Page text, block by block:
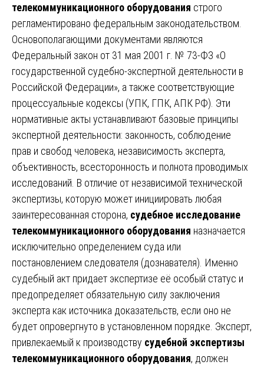
телекоммуникационного оборудования строго
регламентировано федеральным законодательством.
Основополагающими документами являются
Федеральный закон от 31 мая 2001 г. № 73-ФЗ «О
государственной судебно-экспертной деятельности в
Российской Федерации», а также соответствующие
процессуальные кодексы (УПК, ГПК, АПК РФ). Эти
нормативные акты устанавливают базовые принципы
экспертной деятельности: законность, соблюдение
прав и свобод человека, независимость эксперта,
объективность, всесторонность и полнота проводимых
исследований. В отличие от независимой технической
экспертизы, которую может инициировать любая
заинтересованная сторона, судебное исследование
телекоммуникационного оборудования назначается
исключительно определением суда или
постановлением следователя (дознавателя). Именно
судебный акт придает экспертизе её особый статус и
предопределяет обязательную силу заключения
эксперта как источника доказательств, если оно не
будет опровергнуто в установленном порядке. Эксперт,
привлекаемый к производству судебной экспертизы
телекоммуникационного оборудования, должен